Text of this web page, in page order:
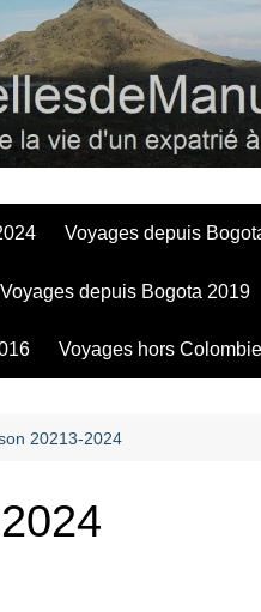
Voyages depuis
Voyages depuis Bogota 2019
Voyages hors
20213-2024